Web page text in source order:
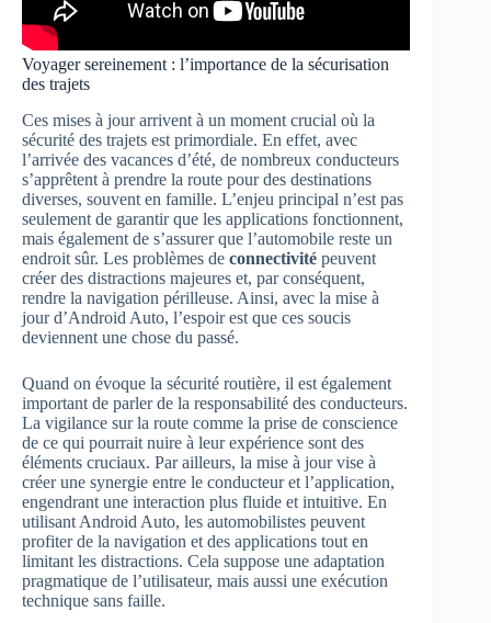
Voyager sereinement : l’importance de la sécurisation
des trajets
Ces mises à jour arrivent à un moment crucial où la
sécurité des trajets est primordiale. En effet, avec
l’arrivée des vacances d’été, de nombreux conducteurs
s’apprêtent à prendre la route pour des destinations
diverses, souvent en famille. L’enjeu principal n’est pas
seulement de garantir que les applications fonctionnent,
mais également de s’assurer que l’automobile reste un
endroit sûr. Les problèmes de connectivité peuvent
créer des distractions majeures et, par conséquent,
rendre la navigation périlleuse. Ainsi, avec la mise à
jour d’Android Auto, l’espoir est que ces soucis
deviennent une chose du passé.
Quand on évoque la sécurité routière, il est également
important de parler de la responsabilité des conducteurs.
La vigilance sur la route comme la prise de conscience
de ce qui pourrait nuire à leur expérience sont des
éléments cruciaux. Par ailleurs, la mise à jour vise à
créer une synergie entre le conducteur et l’application,
engendrant une interaction plus fluide et intuitive. En
utilisant Android Auto, les automobilistes peuvent
profiter de la navigation et des applications tout en
limitant les distractions. Cela suppose une adaptation
pragmatique de l’utilisateur, mais aussi une exécution
technique sans faille.